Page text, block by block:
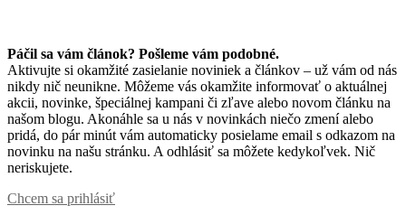
Páčil sa vám článok? Pošleme vám podobné.
Aktivujte si okamžité zasielanie noviniek a článkov – už vám od nás
nikdy nič neunikne. Môžeme vás okamžite informovať o aktuálnej
akcii, novinke, špeciálnej kampani či zľave alebo novom článku na
našom blogu. Akonáhle sa u nás v novinkách niečo zmení alebo
pridá, do pár minút vám automaticky posielame email s odkazom na
novinku na našu stránku. A odhlásiť sa môžete kedykoľvek. Nič
neriskujete.
Chcem sa prihlásiť